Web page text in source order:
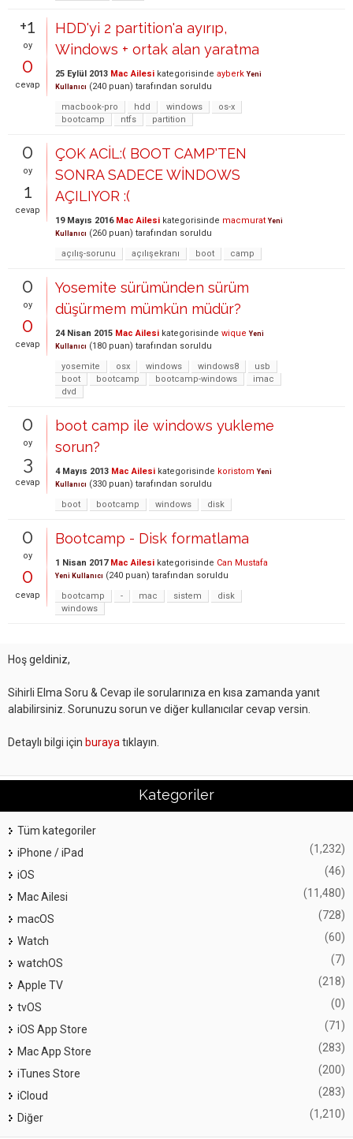
+1
oy
0
cevap
HDD'yi 2 partition'a ayırıp,
Windows + ortak alan yaratma
25 Eylül 2013 Mac Ailesi kategorisinde ayberk Yeni
Kullanıcı (240 puan) tarafından soruldu
macbook-pro
hdd windows
os-x
bootcamp
ntfs partition
0
oy
1
cevap
ÇOK ACİL:( BOOT CAMP'TEN
SONRA SADECE WİNDOWS
AÇILIYOR :(
19 Mayıs 2016 Mac Ailesi kategorisinde macmurat Yeni
Kullanıcı (260 puan) tarafından soruldu
açılış-sorunu
açılışekranı boot camp
0
oy
0
cevap
Yosemite sürümünden sürüm
düşürmem mümkün müdür?
24 Nisan 2015 Mac Ailesi kategorisinde wique Yeni
Kullanıcı (180 puan) tarafından soruldu
yosemite
osx windows windows8
usb
boot
bootcamp bootcamp-windows
imac
dvd
0
oy
3
cevap
boot camp ile windows yukleme
sorun?
4 Mayıs 2013 Mac Ailesi kategorisinde koristom Yeni
Kullanıcı (330 puan) tarafından soruldu
boot
bootcamp windows disk
0
oy
0
cevap
Bootcamp - Disk formatlama
1 Nisan 2017 Mac Ailesi kategorisinde Can Mustafa
Yeni Kullanıcı (240 puan) tarafından soruldu
bootcamp
- mac sistem
disk
windows
Hoş geldiniz,
Sihirli Elma Soru & Cevap ile sorularınıza en kısa zamanda yanıt
alabilirsiniz. Sorunuzu sorun ve diğer kullanıcılar cevap versin.
Detaylı bilgi için buraya tıklayın.
Kategoriler
Tüm kategoriler
iPhone / iPad
(1,232)
iOS (46)
Mac Ailesi (11,480)
macOS (728)
Watch (60)
watchOS (7)
Apple TV (218)
tvOS (0)
iOS App Store (71)
Mac App Store (283)
iTunes Store (200)
iCloud (283)
Diğer (1,210)